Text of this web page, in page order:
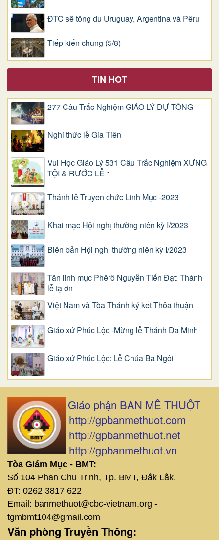
ĐTC sẽ tông du Uruguay, Argentina và Pêru
Tiếp kiến chung (5/8)
TIN HOT
277 Câu Trắc Nghiệm GIÁO LÝ DỰ TÒNG
Nghi thức lễ Gia Tiên
Vui Học Giáo Lý 531 Câu Trắc Nghiệm XƯNG
TỘI & RƯỚC LỄ 1
Thánh lễ Truyền chức Linh Mục -2023
Khai mạc Hội nghị thường niên kỳ I/2023
Biên bản Hội nghị thường niên kỳ I/2023
Tân linh mục Phêrô Nguyễn Tiến Đạt: Thánh
lễ tạ ơn
Việt Nam và Tòa Thánh ký kết Thỏa thuận
Giáo xứ Phúc Lộc -Mừng lễ Thánh Đa Minh
Giáo xứ Phúc Lộc: Lễ Chúa Ba Ngôi
Giáo phận BAN MÊ THUỘT
http://gpbanmethuot.com
http://gpbanmethuot.net
http://gpbanmethuot.vn
Tòa Giám Mục - BMT:
Số 104 Phan Chu Trinh, Tp. BMT, Đắk Lắk.
ĐT: 0262 3817 622
Email: banmethuot@cbc-vietnam.org -
tgmbmt104@gmail.com
Văn phòng Truyền Thông: